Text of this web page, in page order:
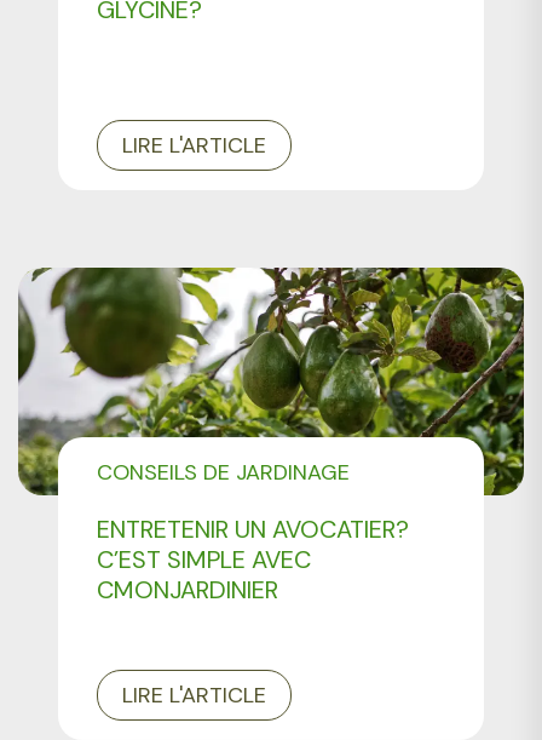
GLYCINE?
LIRE L'ARTICLE
ENTRETENIR UN AVOCATIER?
C’EST SIMPLE AVEC
CMONJARDINIER
CONSEILS DE JARDINAGE
LIRE L'ARTICLE